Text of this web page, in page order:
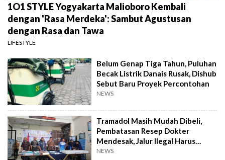
1O1 STYLE Yogyakarta Malioboro Kembali
dengan 'Rasa Merdeka': Sambut Agustusan
dengan Rasa dan Tawa
LIFESTYLE
Belum Genap Tiga Tahun, Puluhan
Becak Listrik Danais Rusak, Dishub
Sebut Baru Proyek Percontohan
NEWS
Tramadol Masih Mudah Dibeli,
Pembatasan Resep Dokter
Mendesak, Jalur Ilegal Harus
Distop
NEWS